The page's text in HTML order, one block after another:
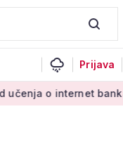
Prijava
bankarstvu do